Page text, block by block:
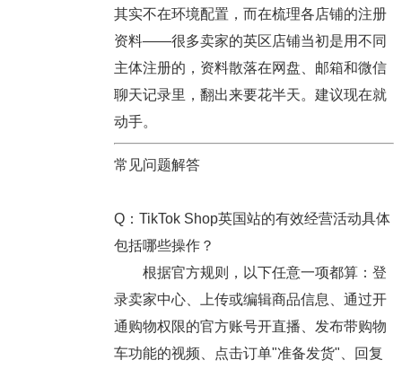
其实不在环境配置，而在梳理各店铺的注册
资料——很多卖家的英区店铺当初是用不同
主体注册的，资料散落在网盘、邮箱和微信
聊天记录里，翻出来要花半天。建议现在就
动手。
常见问题解答
Q：TikTok Shop英国站的有效经营活动具体
包括哪些操作？
根据官方规则，以下任意一项都算：登
录卖家中心、上传或编辑商品信息、通过开
通购物权限的官方账号开直播、发布带购物
车功能的视频、点击订单"准备发货"、回复